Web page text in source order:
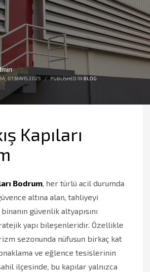
07 MAYIS 2025 / PUBLISHED IN BLOG
Kapıları
Bodrum, her türlü acil durumda
altına alan, tahliyeyi
güvenlik altyapısını
yapı bileşenleridir. Özellikle
sezonunda nüfusun birkaç kat
ve eğlence tesislerinin
ilçesinde, bu kapılar yalnızca